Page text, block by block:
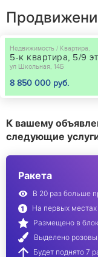
Недвижимость / Квартира,
5-к квартира, 5/9
ул Школьная, 14Б
8 850 000 руб.
К вашему
следующие
Ракета
В 20 раз больше
На первых
Размещено в
Выделено
Будет поднято 7